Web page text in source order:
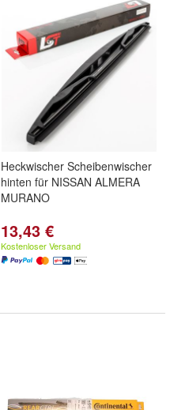
Heckwischer Scheibenwischer
hinten für NISSAN ALMERA
MURANO
13,43 €
Kostenloser Versand